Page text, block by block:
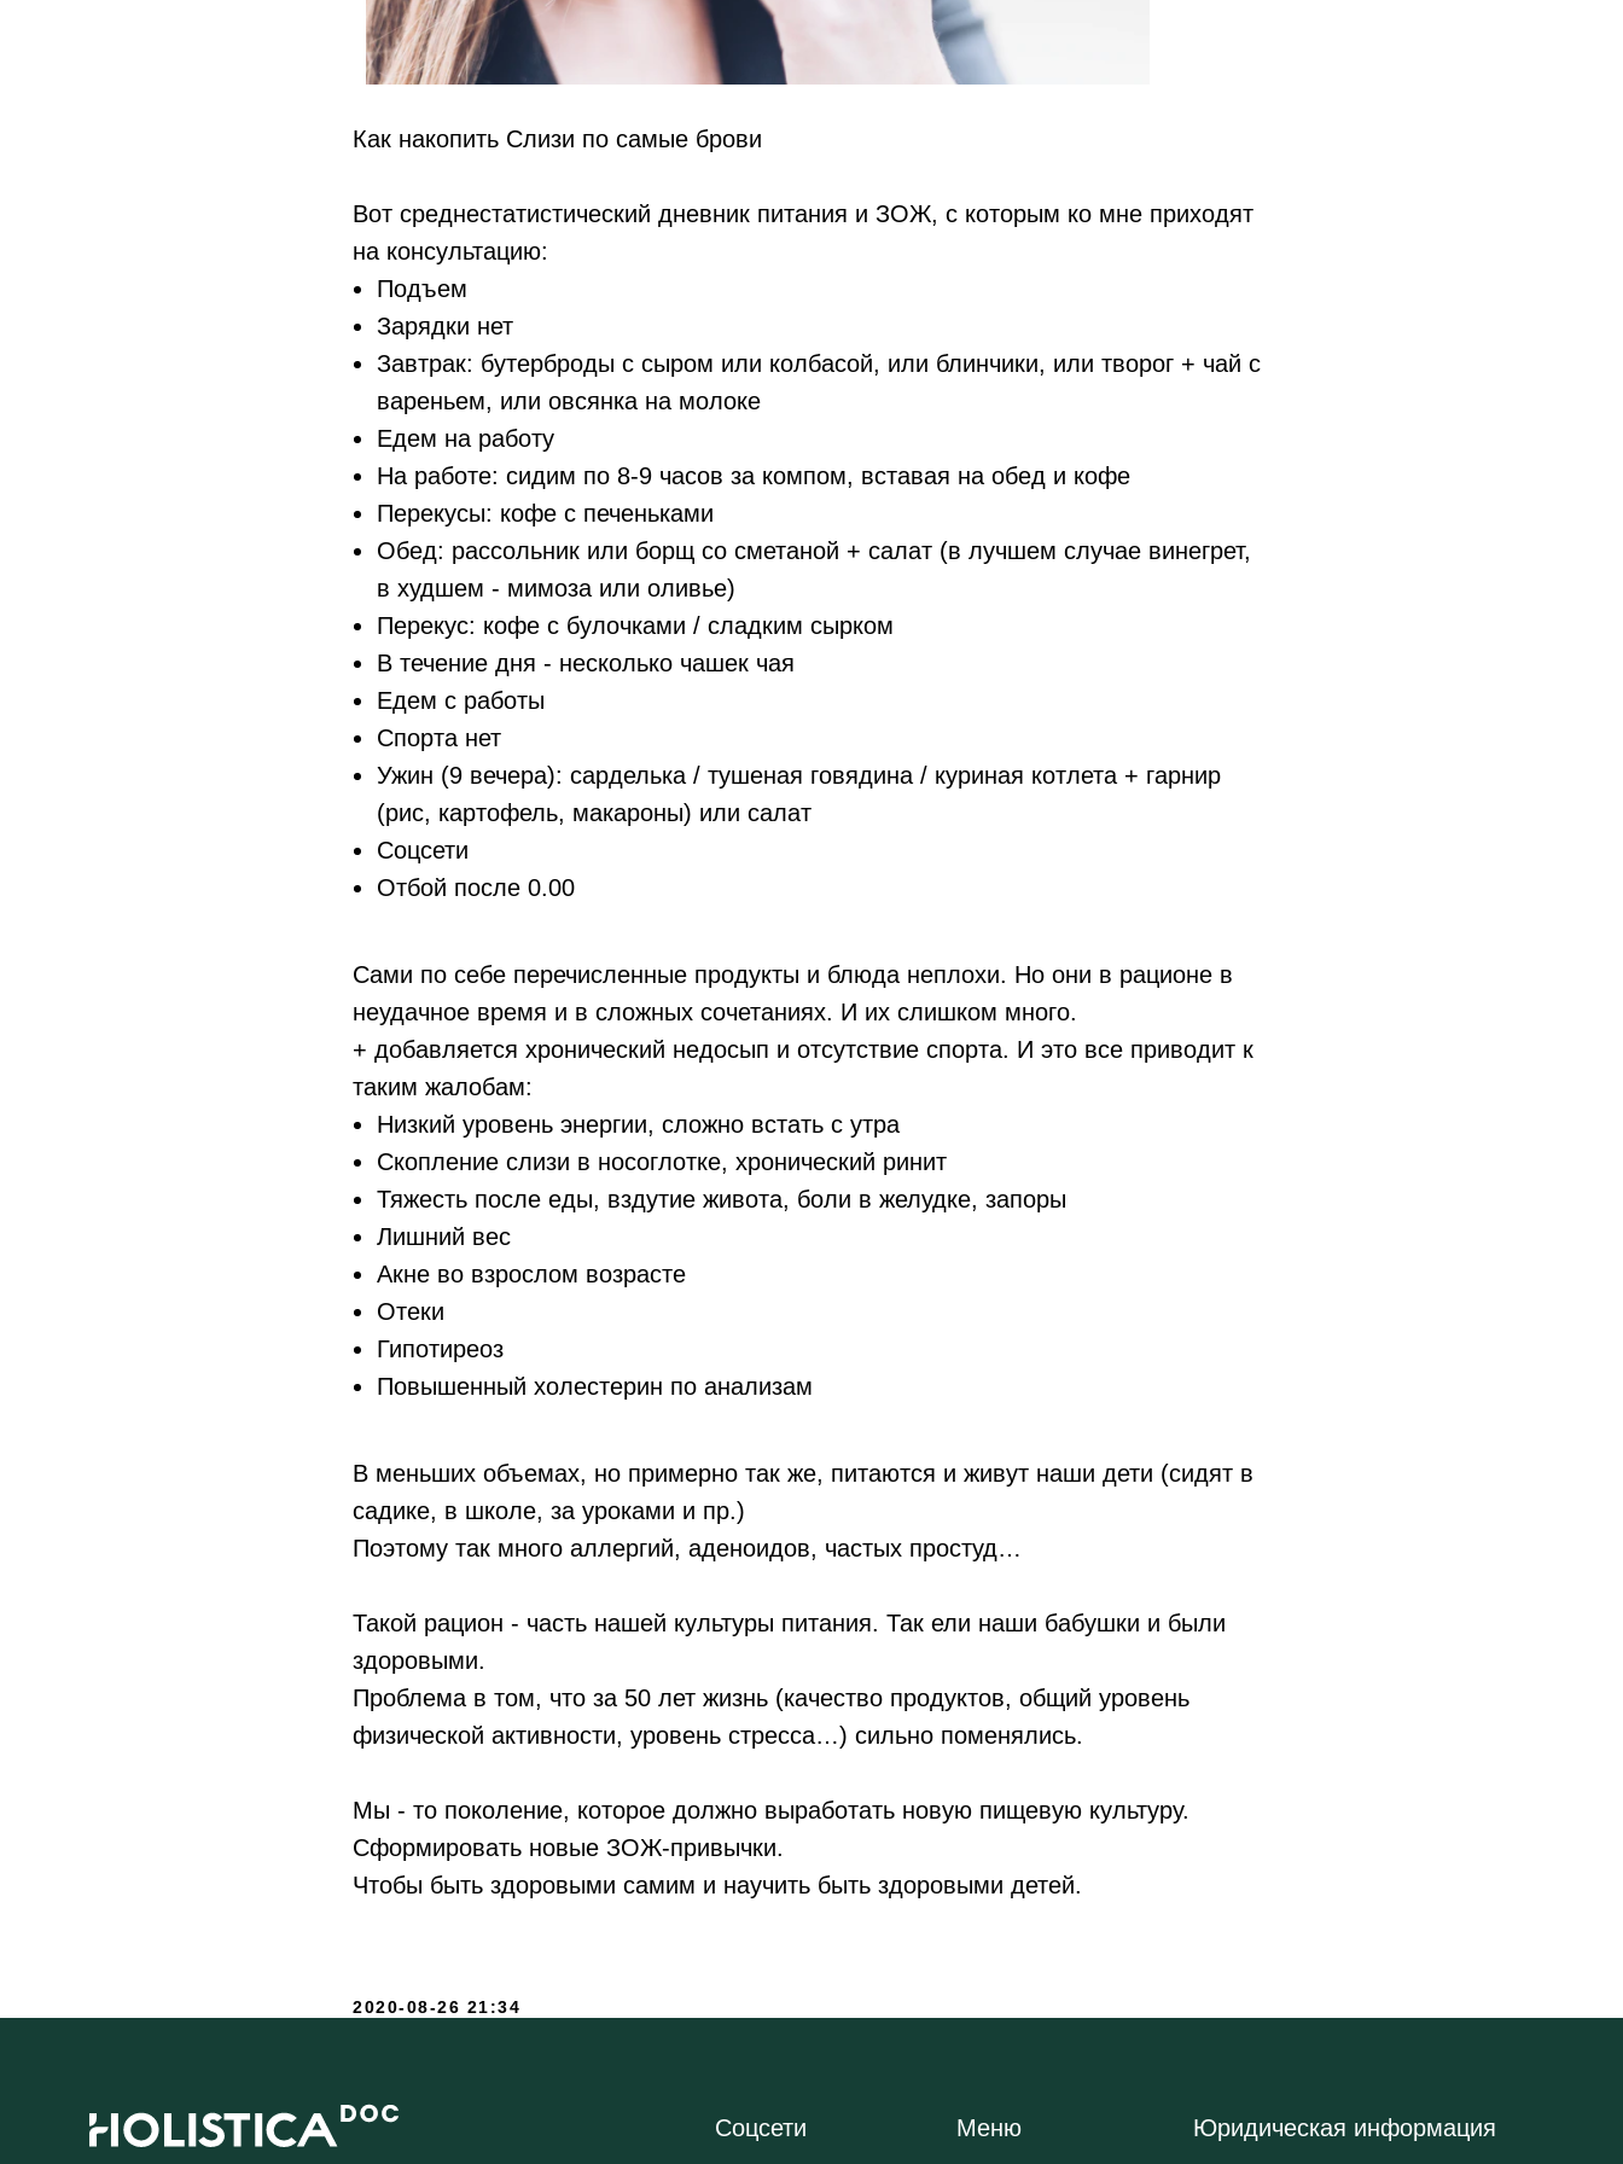
Как накопить Слизи по самые брови
Вот среднестатистический дневник питания и ЗОЖ, с которым ко мне приходят
на консультацию:
Подъем
Зарядки нет
Завтрак: бутерброды с сыром или колбасой, или блинчики, или творог + чай с
вареньем, или овсянка на молоке
Едем на работу
На работе: сидим по 8-9 часов за компом, вставая на обед и кофе
Перекусы: кофе с печеньками
Обед: рассольник или борщ со сметаной + салат (в лучшем случае винегрет,
в худшем - мимоза или оливье)
Перекус: кофе с булочками / сладким сырком
В течение дня - несколько чашек чая
Едем с работы
Спорта нет
Ужин (9 вечера): сарделька / тушеная говядина / куриная котлета + гарнир
(рис, картофель, макароны) или салат
Соцсети
Отбой после 0.00
Сами по себе перечисленные продукты и блюда неплохи. Но они в рационе в
неудачное время и в сложных сочетаниях. И их слишком много.
+ добавляется хронический недосып и отсутствие спорта. И это все приводит к
таким жалобам:
Низкий уровень энергии, сложно встать с утра
Скопление слизи в носоглотке, хронический ринит
Тяжесть после еды, вздутие живота, боли в желудке, запоры
Лишний вес
Акне во взрослом возрасте
Отеки
Гипотиреоз
Повышенный холестерин по анализам
В меньших объемах, но примерно так же, питаются и живут наши дети (сидят в
садике, в школе, за уроками и пр.)
Поэтому так много аллергий, аденоидов, частых простуд…
Такой рацион - часть нашей культуры питания. Так ели наши бабушки и были
здоровыми.
Проблема в том, что за 50 лет жизнь (качество продуктов, общий уровень
физической активности, уровень стресса…) сильно поменялись.
Мы - то поколение, которое должно выработать новую пищевую культуру.
Сформировать новые ЗОЖ-привычки.
Чтобы быть здоровыми самим и научить быть здоровыми детей.
2020-08-26 21:34
Меню Юридическая информация
Соцсети